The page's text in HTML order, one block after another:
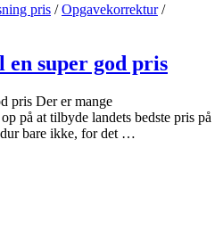
pris /Opgavekorrektur/
super god pris
pris Der er mange
på at tilbyde landets bedste pris på
bare ikke, for det …